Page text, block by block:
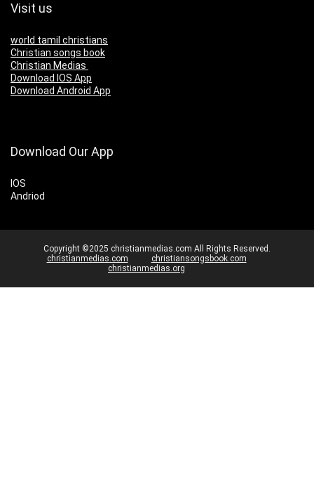
Visit us
world tamil christians
Christian songs book
Christian Medias
Download IOS App
Download Android App
Download Our App
IOS
Andriod
Copyright ©2025 christianmedias.com All Rights Reserved.
christianmedias.com
christiansongsbook.com
christianmedias.org